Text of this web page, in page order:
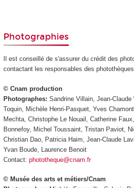
Photographies
Il est conseillé de s'assurer du crédit des
contactant les responsables des
© Cnam production
Photographes: Sandrine Villain, Jean-
Toquin, Michèle Henri-Pasquet, Yves
Mechta, Christophe Le Nouail, Catherine
Bonnefoy, Michel Toussaint, Tristan Paviot,
Christian Dao, Patricia Haim, Jean-Claude
Yvan Boude, Laurence Benoit
Contact: phototheque@cnam.fr
© Musée des arts et métiers/Cnam